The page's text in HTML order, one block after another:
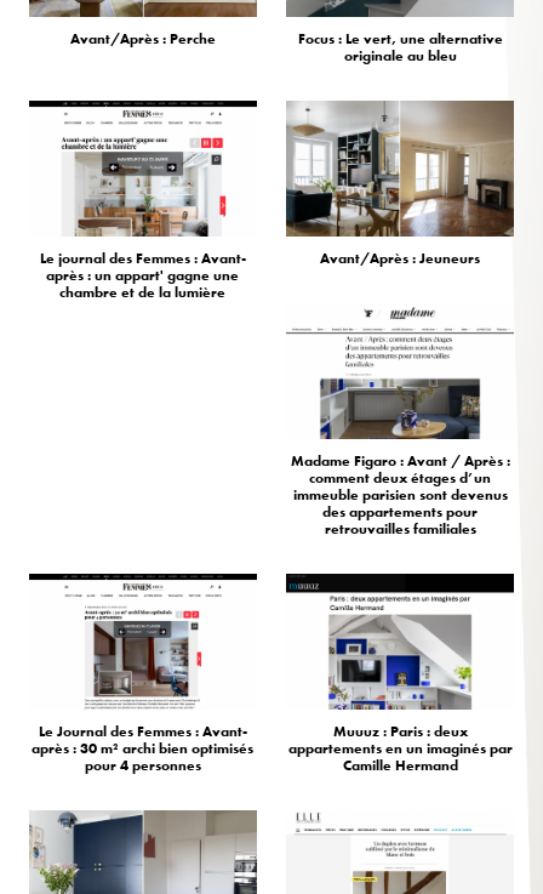
Avant/Après : Perche
Focus : Le vert, une alternative
originale au bleu
Le journal des Femmes : Avant-
après : un appart' gagne une
chambre et de la lumière
Avant/Après : Jeuneurs
Madame Figaro : Avant / Après :
comment deux étages d’un
immeuble parisien sont devenus
des appartements pour
retrouvailles familiales
Le Journal des Femmes : Avant-
après : 30 m² archi bien optimisés
pour 4 personnes
Muuuz : Paris : deux
appartements en un imaginés par
Camille Hermand